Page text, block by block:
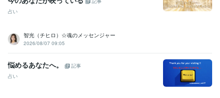
占い
智光（チヒロ）☆魂のメッセンジャー
2026/08/07 09:05
悩めるあなたへ。
記事
占い